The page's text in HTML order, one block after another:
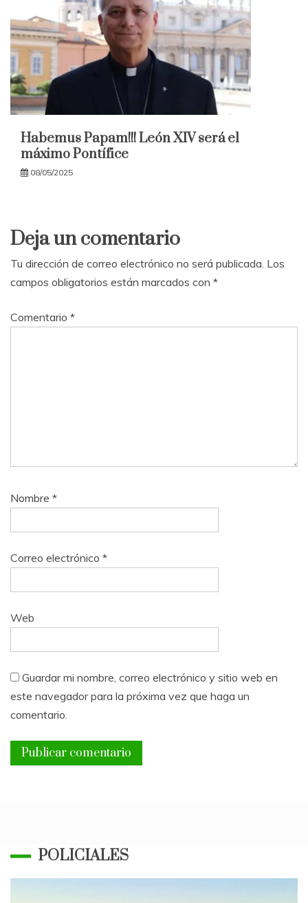
Habemus Papam!!! León XIV será el
máximo Pontífice
08/05/2025
Deja un comentario
Tu dirección de correo electrónico no será publicada. Los
campos obligatorios están marcados con *
Comentario *
Nombre *
Correo electrónico *
Web
Guardar mi nombre, correo electrónico y sitio web en
este navegador para la próxima vez que haga un
comentario.
POLICIALES